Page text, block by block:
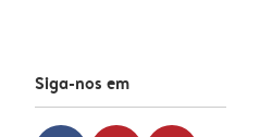
Siga-nos em